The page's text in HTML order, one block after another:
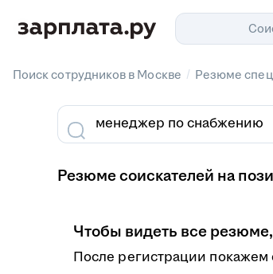
Поиск сотрудников в Москве / Резюме
Резюме соискателей на
Чтобы видеть все
После регистрации покажем